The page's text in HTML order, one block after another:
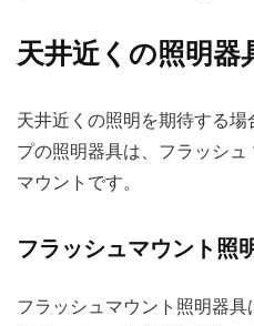
天井近くの照明器
天井近くの照明を期待する
プの照明器具は、フラッシ
マウントです。
フラッシュマウント照
フラッシュマウント照明器